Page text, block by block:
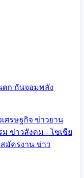
ตก กันจอมพลัง
ศรษฐกิจ ข่าวยาน
ม ข่าวสังคม - โซเชีย
มัครงาน ข่าว